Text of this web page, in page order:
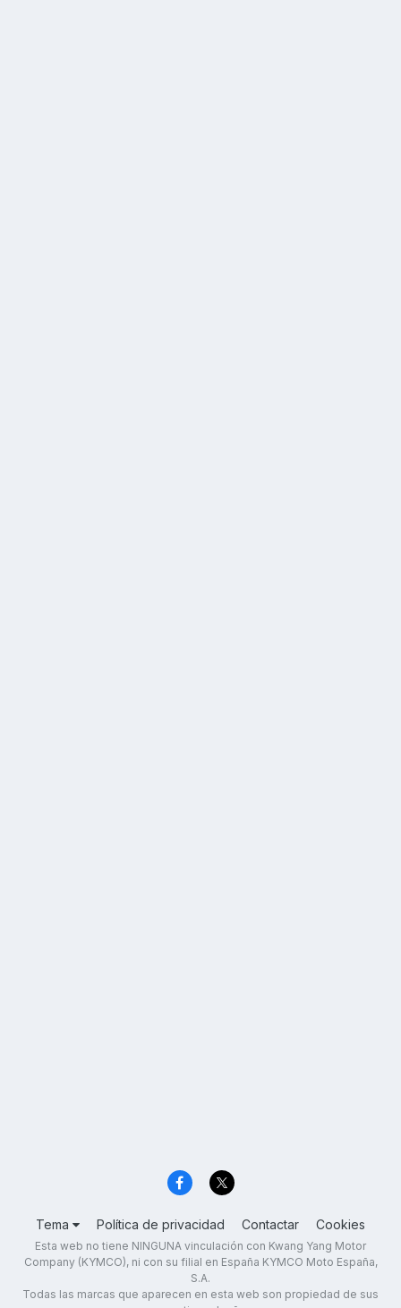
Tema Política de privacidad Contactar Cookies
Esta web no tiene NINGUNA vinculación con Kwang Yang Motor
Company (KYMCO), ni con su filial en España KYMCO Moto España,
S.A.
Todas las marcas que aparecen en esta web son propiedad de sus